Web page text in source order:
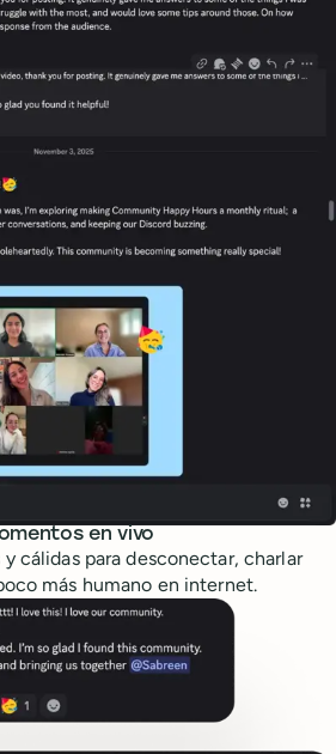
en vivo
cálidas para desconectar, charlar
más humano en internet.